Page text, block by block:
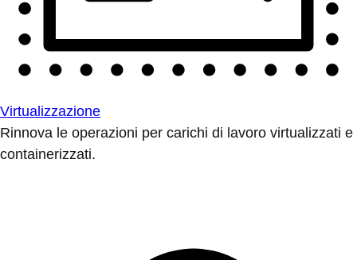
Virtualizzazione
Rinnova le operazioni per carichi di lavoro virtualizzati e
containerizzati.